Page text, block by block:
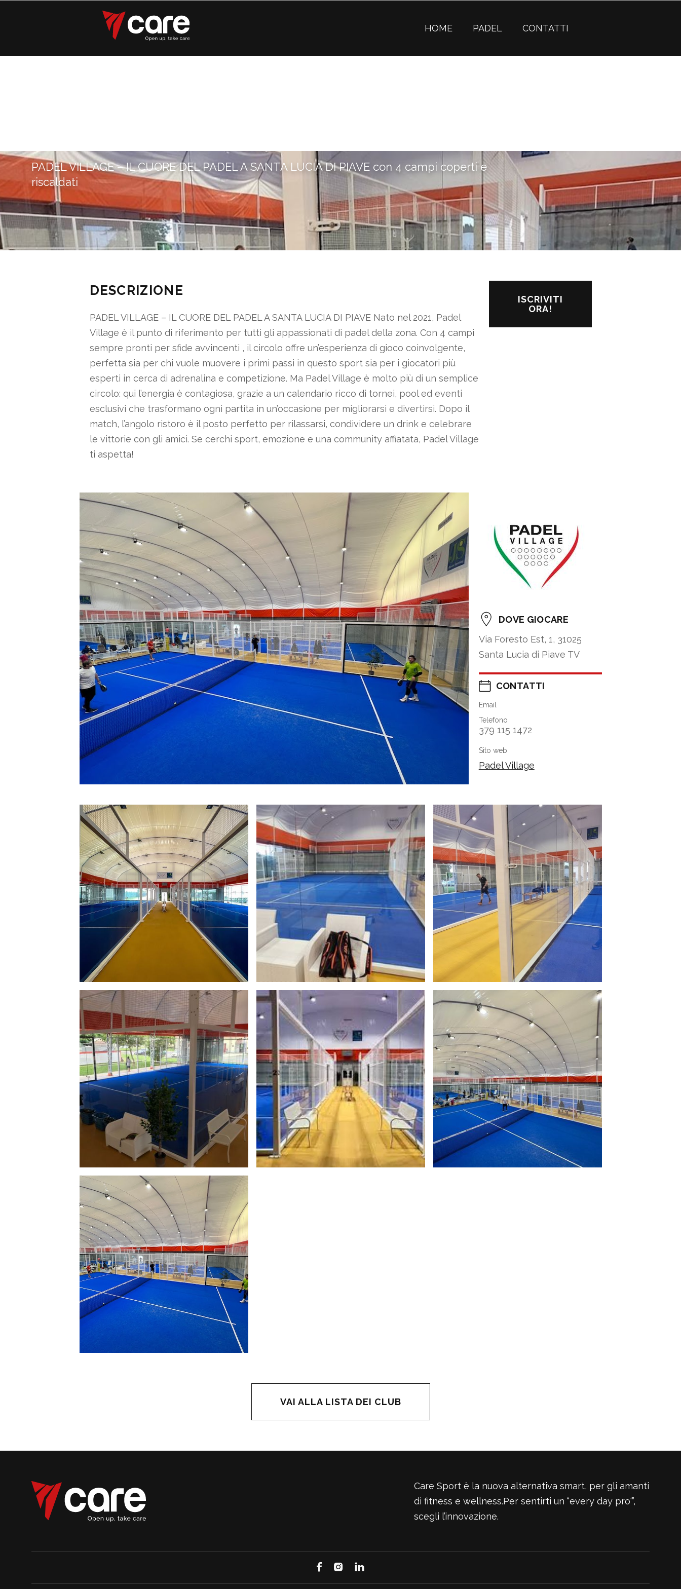
HOME PADEL CONTATTI
PADEL VILLAGE – IL CUORE DEL PADEL A SANTA LUCIA DI PIAVE con 4 campi coperti e
riscaldati
DESCRIZIONE
PADEL VILLAGE – IL CUORE DEL PADEL A SANTA LUCIA DI PIAVE Nato nel 2021, Padel
Village è il punto di riferimento per tutti gli appassionati di padel della zona. Con 4 campi
sempre pronti per sfide avvincenti , il circolo offre un’esperienza di gioco coinvolgente,
perfetta sia per chi vuole muovere i primi passi in questo sport sia per i giocatori più
esperti in cerca di adrenalina e competizione. Ma Padel Village è molto più di un semplice
circolo: qui l’energia è contagiosa, grazie a un calendario ricco di tornei, pool ed eventi
esclusivi che trasformano ogni partita in un’occasione per migliorarsi e divertirsi. Dopo il
match, l’angolo ristoro è il posto perfetto per rilassarsi, condividere un drink e celebrare
le vittorie con gli amici. Se cerchi sport, emozione e una community affiatata, Padel Village
ti aspetta!
ISCRIVITI
ORA!
DOVE GIOCARE
Via Foresto Est, 1, 31025
Santa Lucia di Piave TV
CONTATTI
Email
Telefono
379 115 1472
Sito web
Padel Village
VAI ALLA LISTA DEI CLUB
Care Sport è la nuova alternativa smart, per gli amanti
di fitness e wellness.Per sentirti un “every day pro‘”,
scegli l’innovazione.
  